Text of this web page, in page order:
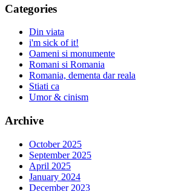
Categories
Din viata
i'm sick of it!
Oameni si monumente
Romani si Romania
Romania, dementa dar reala
Stiati ca
Umor & cinism
Archive
October 2025
September 2025
April 2025
January 2024
December 2023